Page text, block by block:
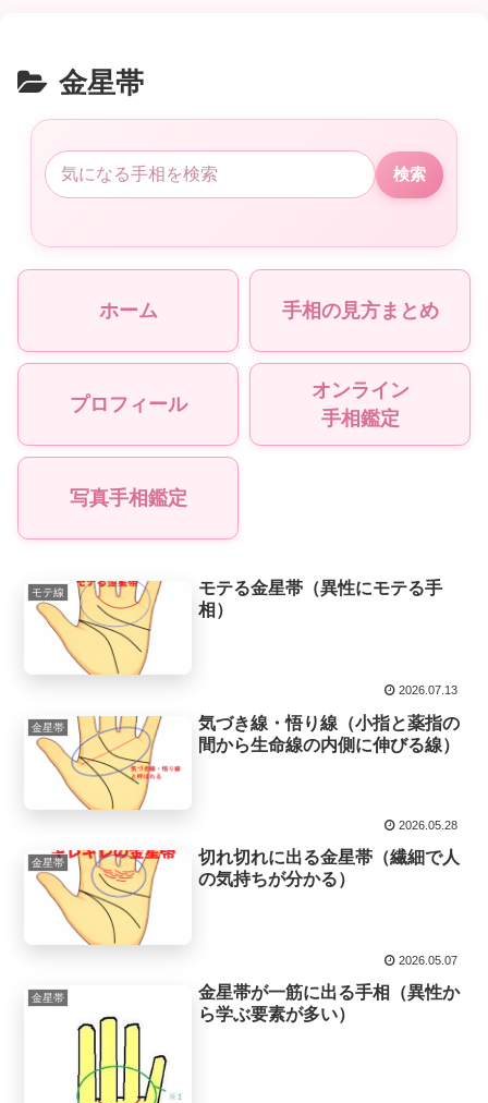
金星帯
検索
ホーム 手相の見方まとめ
プロフィール
オンライン
手相鑑定
写真手相鑑定
モテ線
モテる金星帯（異性にモテる手
相）
2026.07.13
金星帯
気づき線・悟り線（小指と薬指の
間から生命線の内側に伸びる線）
2026.05.28
金星帯
切れ切れに出る金星帯（繊細で人
の気持ちが分かる）
2026.05.07
金星帯
金星帯が一筋に出る手相（異性か
ら学ぶ要素が多い）